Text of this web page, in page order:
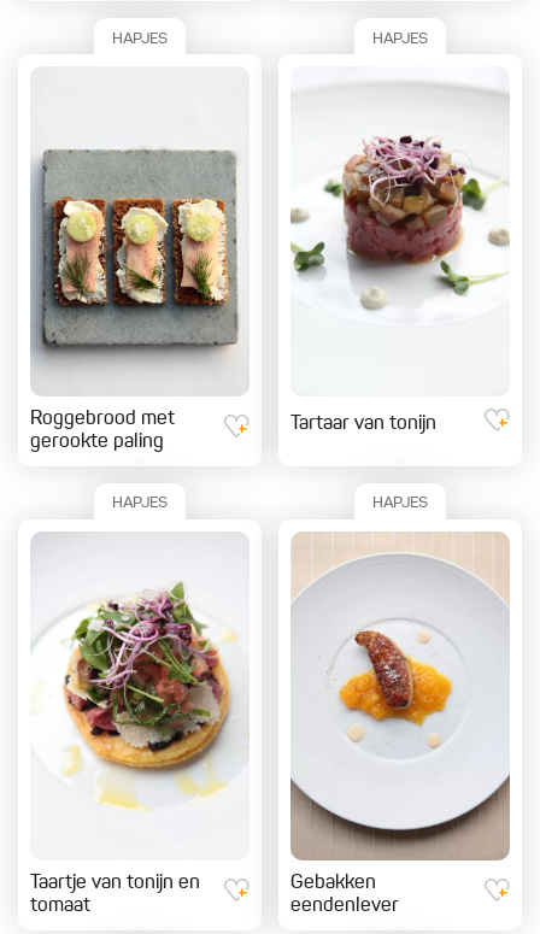
HAPJES
Roggebrood met
gerookte paling
HAPJES
Tartaar van tonijn
HAPJES
Taartje van tonijn en
tomaat
HAPJES
Gebakken
eendenlever